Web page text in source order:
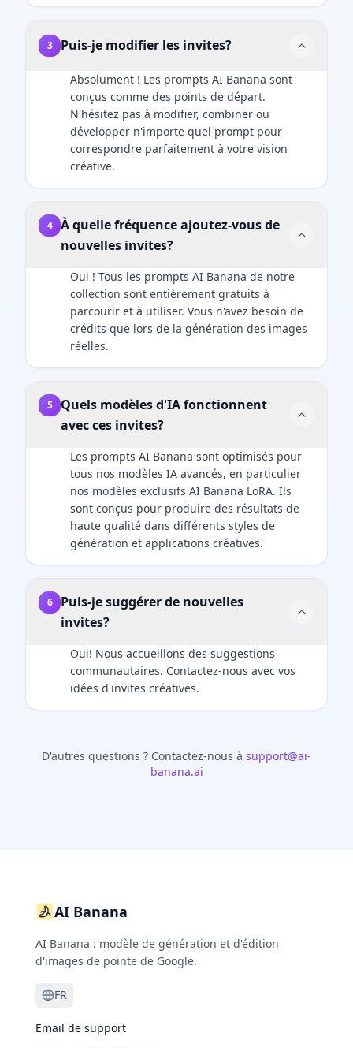
3 Puis-je modifier les invites?
Absolument ! Les prompts AI Banana sont
conçus comme des points de départ.
N'hésitez pas à modifier, combiner ou
développer n'importe quel prompt pour
correspondre parfaitement à votre vision
créative.
4
À quelle fréquence ajoutez-vous de
nouvelles invites?
Oui ! Tous les prompts AI Banana de notre
collection sont entièrement gratuits à
parcourir et à utiliser. Vous n'avez besoin de
crédits que lors de la génération des images
réelles.
5
Quels modèles d'IA fonctionnent
avec ces invites?
Les prompts AI Banana sont optimisés pour
tous nos modèles IA avancés, en particulier
nos modèles exclusifs AI Banana LoRA. Ils
sont conçus pour produire des résultats de
haute qualité dans différents styles de
génération et applications créatives.
6
Puis-je suggérer de nouvelles
invites?
Oui! Nous accueillons des suggestions
communautaires. Contactez-nous avec vos
idées d'invites créatives.
D'autres questions ? Contactez-nous à support@ai-
banana.ai
AI Banana
AI Banana : modèle de génération et d'édition
d'images de pointe de Google.
FR
Email de support